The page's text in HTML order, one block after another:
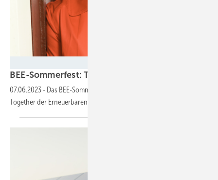
BEE-Sommerfest:Top-Netzwerk-Event
07.06.2023 - Das BEE-Sommerfest am 5. Juli 2023 ist das Get-
Together der Erneuerbaren-Branche.